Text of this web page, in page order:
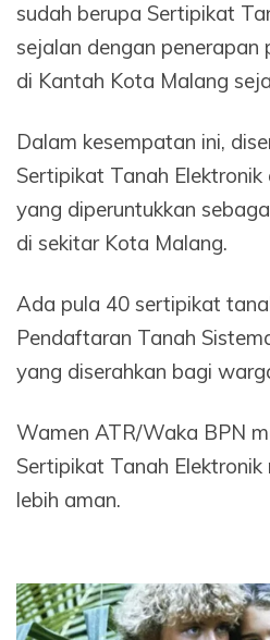
sudah berupa Sertipikat
sejalan dengan penerapan
di Kantah Kota Malang
Dalam kesempatan ini,
Sertipikat Tanah
yang diperuntukkan
di sekitar Kota Malang.
Ada pula 40 sertipikat
Pendaftaran Tanah
yang diserahkan bagi
Wamen ATR/Waka BPN
Sertipikat Tanah
lebih aman.